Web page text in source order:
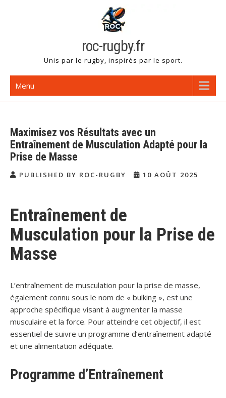
roc-rugby.fr
Unis par le rugby, inspirés par le sport.
Menu
Maximisez vos Résultats avec un
Entraînement de Musculation Adapté pour la
Prise de Masse
PUBLISHED BY ROC-RUGBY 10 AOÛT 2025
Entraînement de
Musculation pour la Prise de
Masse
L’entraînement de musculation pour la prise de masse,
également connu sous le nom de « bulking », est une
approche spécifique visant à augmenter la masse
musculaire et la force. Pour atteindre cet objectif, il est
essentiel de suivre un programme d’entraînement adapté
et une alimentation adéquate.
Programme d’Entraînement